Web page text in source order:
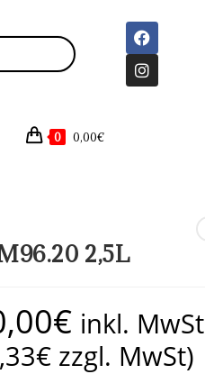
0 0,00€
2,5L
€ inkl. MwSt
€ zzgl. MwSt)